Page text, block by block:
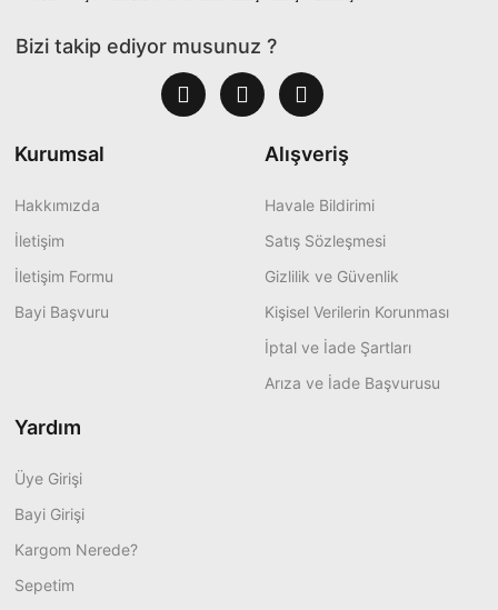
Bizi takip ediyor musunuz ?
Kurumsal
Hakkımızda
İletişim
İletişim Formu
Bayi Başvuru
Alışveriş
Havale Bildirimi
Satış Sözleşmesi
Gizlilik ve Güvenlik
Kişisel Verilerin Korunması
İptal ve İade Şartları
Arıza ve İade Başvurusu
Yardım
Üye Girişi
Bayi Girişi
Kargom Nerede?
Sepetim